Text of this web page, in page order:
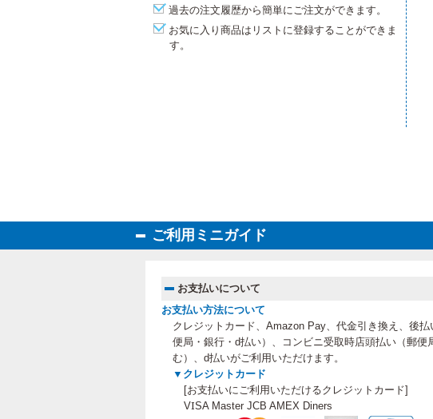
過去の注文履歴から簡単にご注文ができます。
お気に入り商品はリストに登録することができま
す。
ご利用ミニガイド
お支払いについて
お支払い方法について
クレジットカード、Amazon Pay、代金引き換え、後
便局・銀行・d払い）、コンビニ受取時店頭払い（郵便
む）、 d払いがご利用いただけます。
▼クレジットカード
[お支払いにご利用いただけるクレジットカード]
VISA Master JCB AMEX Diners